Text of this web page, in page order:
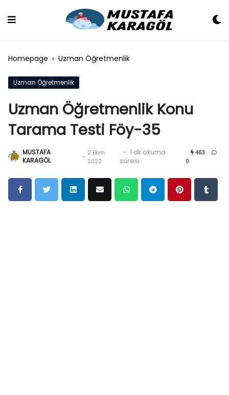
Homepage › Uzman Öğretmenlik
Uzman Öğretmenlik
Uzman Öğretmenlik Konu
Tarama Testi Föy-35
MUSTAFA
KARAGÖL
- 2 Ekim
2022
- 1 dk okuma
süresi
463
0